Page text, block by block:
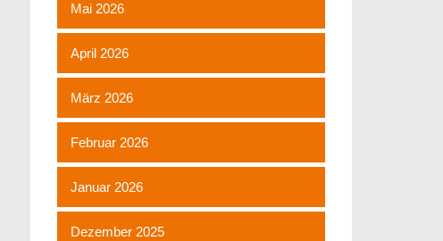
Mai 2026
April 2026
März 2026
Februar 2026
Januar 2026
Dezember 2025